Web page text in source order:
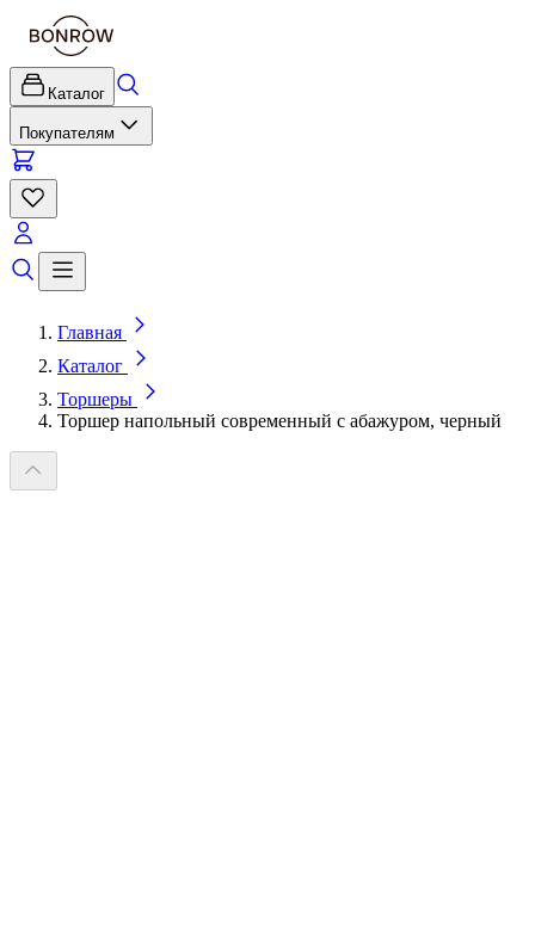
Каталог
Покупателям
Главная
Каталог
Торшеры
Торшер напольный современный с абажуром, черный